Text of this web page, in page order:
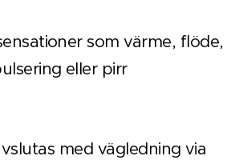
som värme, flöde,
eller pirr
med vägledning via